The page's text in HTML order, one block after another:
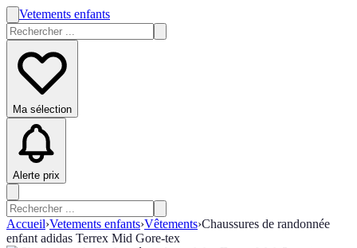
Vetements enfants
Ma sélection
Alerte prix
Accueil›Vetements enfants›Vêtements›Chaussures de randonnée
enfant adidas Terrex Mid Gore-tex